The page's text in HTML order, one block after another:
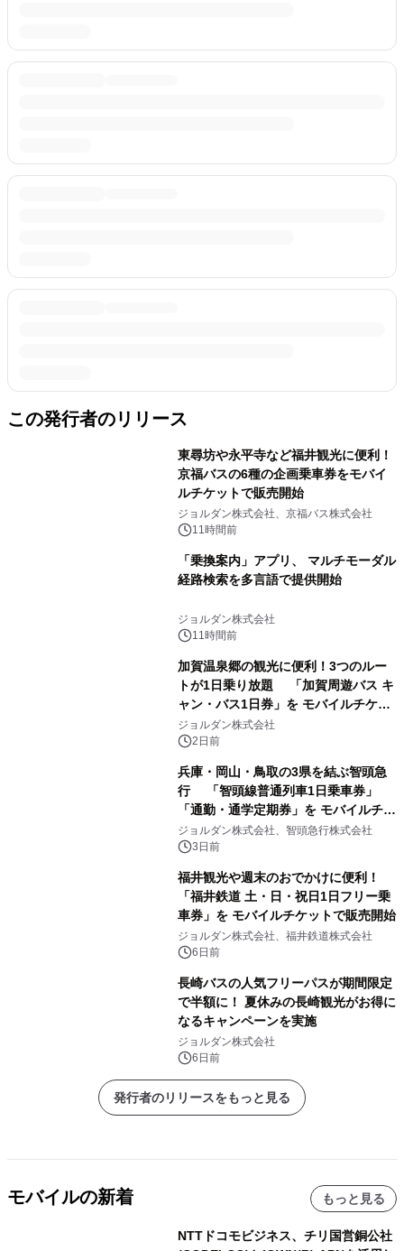
この発行者のリリース
東尋坊や永平寺など福井観光に便利！
京福バスの6種の企画乗車券をモバイ
ルチケットで販売開始
ジョルダン株式会社、京福バス株式会社
11時間前
「乗換案内」アプリ、 マルチモーダル
経路検索を多言語で提供開始
ジョルダン株式会社
11時間前
加賀温泉郷の観光に便利！3つのルー
トが1日乗り放題 「加賀周遊バス キ
ャン・バス1日券」を モバイルチケッ
トで販売開始
ジョルダン株式会社
2日前
兵庫・岡山・鳥取の3県を結ぶ智頭急
行 「智頭線普通列車1日乗車券」
「通勤・通学定期券」を モバイルチケ
ットで販売開始
ジョルダン株式会社、智頭急行株式会社
3日前
福井観光や週末のおでかけに便利！
「福井鉄道 土・日・祝日1日フリー乗
車券」を モバイルチケットで販売開始
ジョルダン株式会社、福井鉄道株式会社
6日前
長崎バスの人気フリーパスが期間限定
で半額に！ 夏休みの長崎観光がお得に
なるキャンペーンを実施
ジョルダン株式会社
6日前
発行者のリリースをもっと見る
モバイルの新着 もっと見る
NTTドコモビジネス、チリ国営銅公社